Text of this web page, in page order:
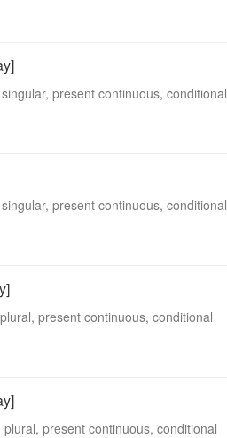
present continuous, conditional
present continuous, conditional
present continuous, conditional
present continuous, conditional